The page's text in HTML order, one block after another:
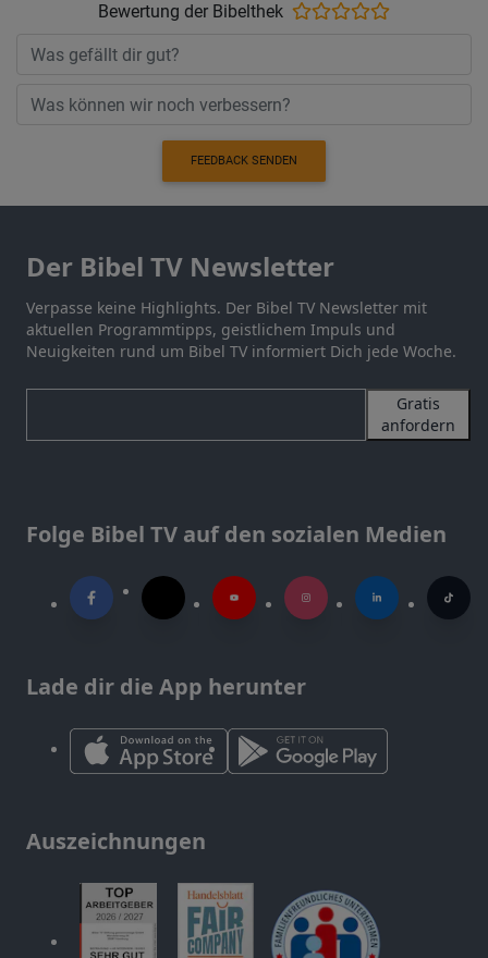
Bewertung der Bibelthek
FEEDBACK SENDEN
Der Bibel TV Newsletter
Verpasse keine Highlights. Der Bibel TV Newsletter mit
aktuellen Programmtipps, geistlichem Impuls und
Neuigkeiten rund um Bibel TV informiert Dich jede Woche.
Gratis
anfordern
Folge Bibel TV auf den sozialen Medien
Lade dir die App herunter
Auszeichnungen